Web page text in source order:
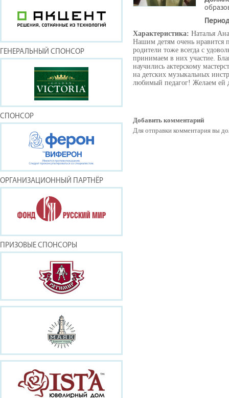
ГЕНЕРАЛЬНЫЙ СПОНСОР
СПОНСОР
ОРГАНИЗАЦИОННЫЙ ПАРТНЁР
ПРИЗОВЫЕ СПОНСОРЫ
Характеристика: Наталья
Нашим детям очень нравится
родители тоже всегда с
принимаем в них участие.
научились актерскому
на детских музыкальных
любимый педагог! Желаем ей
Добавить комментарий
Для отправки комментария вы